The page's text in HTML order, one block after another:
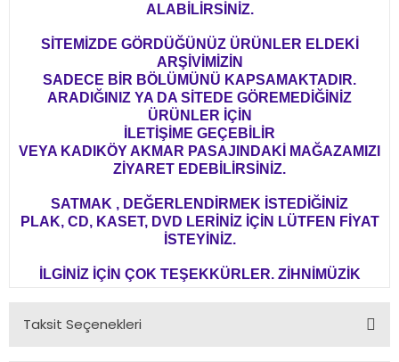
ALABİLİRSİNİZ.
SİTEMİZDE GÖRDÜĞÜNÜZ ÜRÜNLER ELDEKİ
ARŞİVİMİZİN
SADECE BİR BÖLÜMÜNÜ KAPSAMAKTADIR.
ARADIĞINIZ YA DA SİTEDE GÖREMEDİĞİNİZ
ÜRÜNLER İÇİN
İLETİŞİME GEÇEBİLİR
VEYA KADIKÖY AKMAR PASAJINDAKİ MAĞAZAMIZI
ZİYARET EDEBİLİRSİNİZ.
SATMAK , DEĞERLENDİRMEK İSTEDİĞİNİZ
PLAK, CD, KASET, DVD LERİNİZ İÇİN LÜTFEN FİYAT
İSTEYİNİZ.
İLGİNİZ İÇİN ÇOK TEŞEKKÜRLER. ZİHNİMÜZİK
Taksit Seçenekleri